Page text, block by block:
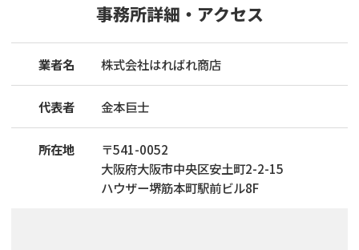
事務所詳細・アクセス
業者名 株式会社はればれ商店
代表者 金本巨士
所在地 〒541-0052
大阪府大阪市中央区安土町2-2-15
ハウザー堺筋本町駅前ビル8F